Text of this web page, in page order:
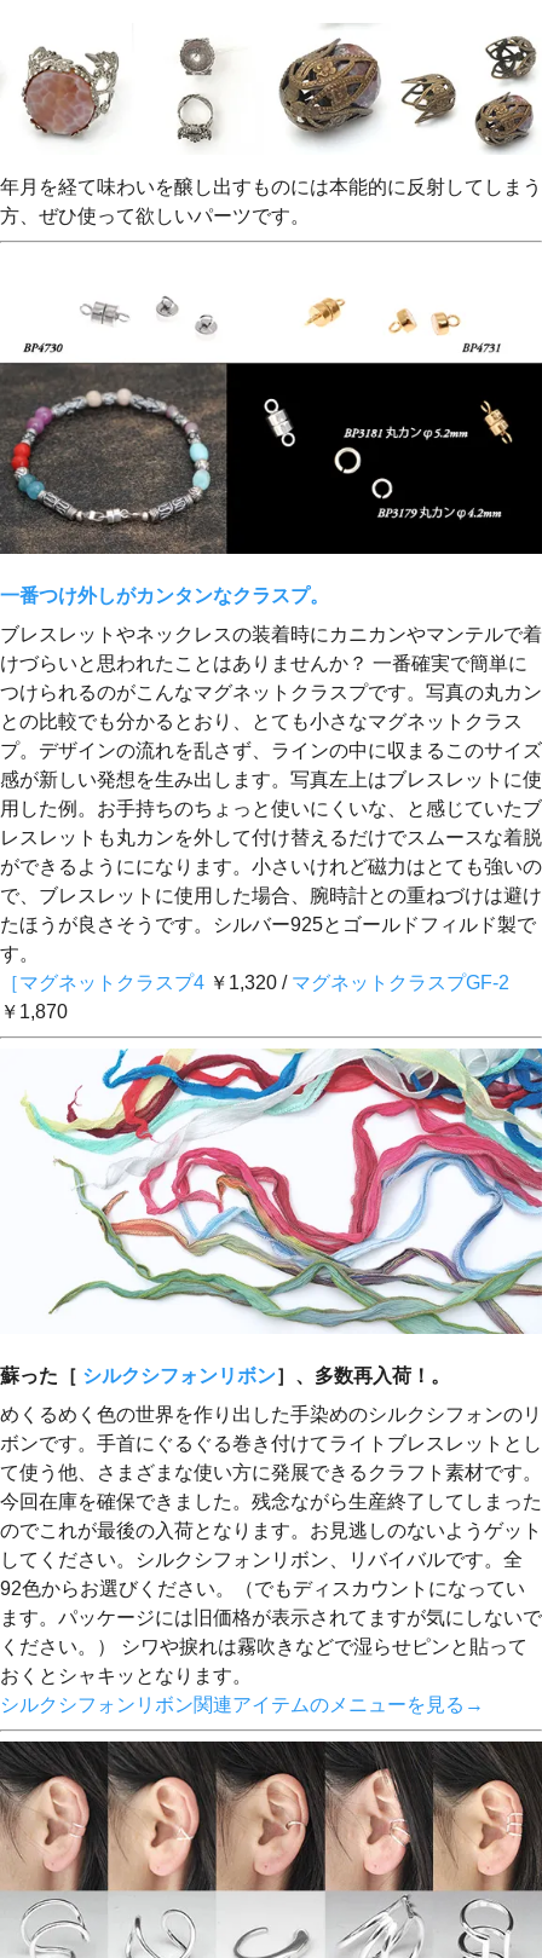
年月を経て味わいを醸し出すものには本能的に反射してしまう
方、ぜひ使って欲しいパーツです。
一番つけ外しがカンタンなクラスプ。
ブレスレットやネックレスの装着時にカニカンやマンテルで着
けづらいと思われたことはありませんか？ 一番確実で簡単に
つけられるのがこんなマグネットクラスプです。写真の丸カン
との比較でも分かるとおり、とても小さなマグネットクラス
プ。デザインの流れを乱さず、ラインの中に収まるこのサイズ
感が新しい発想を生み出します。写真左上はブレスレットに使
用した例。お手持ちのちょっと使いにくいな、と感じていたブ
レスレットも丸カンを外して付け替えるだけでスムースな着脱
ができるようにになります。小さいけれど磁力はとても強いの
で、ブレスレットに使用した場合、腕時計との重ねづけは避け
たほうが良さそうです。シルバー925とゴールドフィルド製で
す。
［マグネットクラスプ4 ￥1,320 / マグネットクラスプGF-2
￥1,870
蘇った［ シルクシフォンリボン］、多数再入荷！。
めくるめく色の世界を作り出した手染めのシルクシフォンのリ
ボンです。手首にぐるぐる巻き付けてライトブレスレットとし
て使う他、さまざまな使い方に発展できるクラフト素材です。
今回在庫を確保できました。残念ながら生産終了してしまった
のでこれが最後の入荷となります。お見逃しのないようゲット
してください。シルクシフォンリボン、リバイバルです。全
92色からお選びください。（でもディスカウントになってい
ます。パッケージには旧価格が表示されてますが気にしないで
ください。） シワや捩れは霧吹きなどで湿らせピンと貼って
おくとシャキッとなります。
シルクシフォンリボン関連アイテムのメニューを見る→